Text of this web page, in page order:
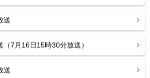
送
（7月16日15時30分放送）
送